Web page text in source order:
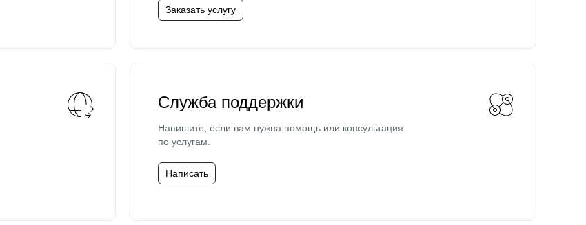
Заказать услугу
Служба поддержки
Напишите, если вам нужна помощь или консультация
по услугам.
Написать